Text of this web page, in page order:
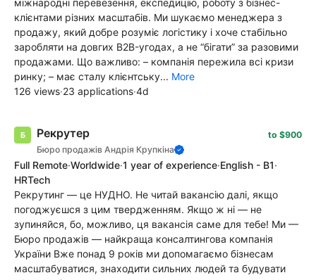
клієнтами різних масштабів. Ми шукаємо менеджера з
продажу, який добре розуміє логістику і хоче стабільно
заробляти на довгих B2B-угодах, а не “бігати” за разовими
продажами. Що важливо: – компанія пережила всі кризи
ринку; – має сталу клієнтську... More
126 views·23 applications·4d
Рекрутер
Бюро продажів Андрія Крупкіна
to $900
Full Remote·Worldwide·1 year of experience·English - B1·
HRTech
Рекрутинг — це НУДНО. Не читай вакансію далі, якщо
погоджуєшся з цим твердженням. Якщо ж ні — не
зупиняйся, бо, можливо, ця вакансія саме для тебе! Ми —
Бюро продажів — найкраща консалтингова компанія
України Вже понад 9 років ми допомагаємо бізнесам
масштабуватися, знаходити сильних людей та будувати